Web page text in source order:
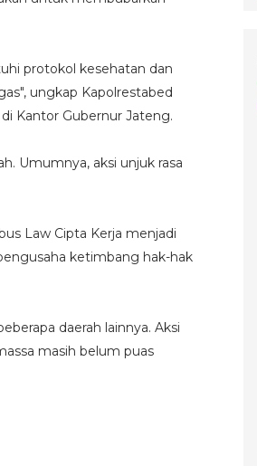
protokol kesehatan dan
ungkap Kapolrestabed
Kantor Gubernur Jateng.
Umumnya, aksi unjuk rasa
Law Cipta Kerja menjadi
ketimbang hak-hak
daerah lainnya. Aksi
masih belum puas